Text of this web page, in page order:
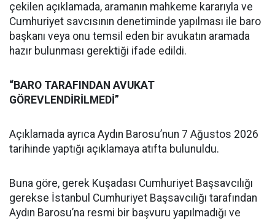
çekilen açıklamada, aramanın mahkeme kararıyla ve
Cumhuriyet savcısının denetiminde yapılması ile baro
başkanı veya onu temsil eden bir avukatın aramada
hazır bulunması gerektiği ifade edildi.
“BARO TARAFINDAN AVUKAT
GÖREVLENDİRİLMEDİ”
Açıklamada ayrıca Aydın Barosu’nun 7 Ağustos 2026
tarihinde yaptığı açıklamaya atıfta bulunuldu.
Buna göre, gerek Kuşadası Cumhuriyet Başsavcılığı
gerekse İstanbul Cumhuriyet Başsavcılığı tarafından
Aydın Barosu’na resmi bir başvuru yapılmadığı ve